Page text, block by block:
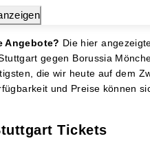
Angebote? Die hier
gegen Borussia
die wir heute auf dem
und Preise können
Tickets